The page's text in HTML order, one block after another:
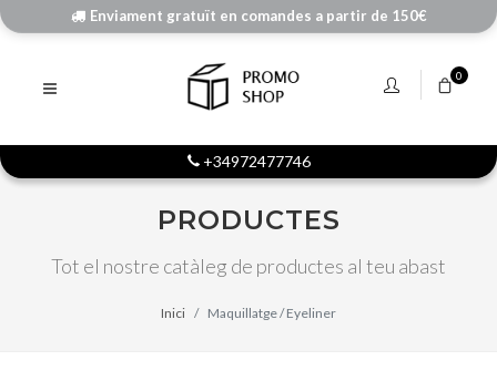
Enviament gratuït en comandes a partir de 150€
+34972477746
0
PRODUCTES
Tot el nostre catàleg de productes al teu abast
Inici Maquillatge / Eyeliner